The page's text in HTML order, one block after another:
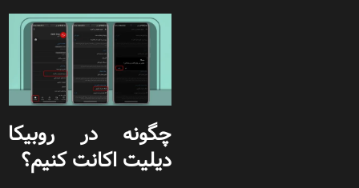
چگونه در روبیکا
دیلیت اکانت کنیم؟